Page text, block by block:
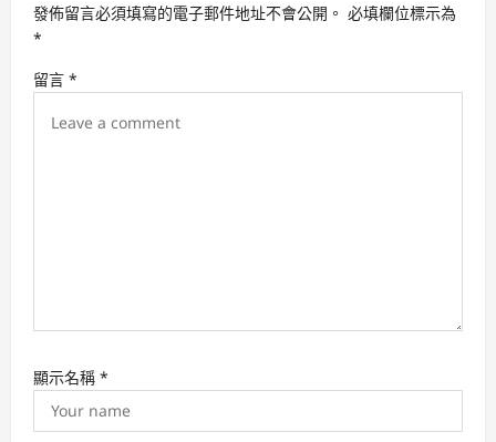
g
t
發佈留言必須填寫的電子郵件地址不會公開。 必填欄位標示為
*
留言 *
顯示名稱 *